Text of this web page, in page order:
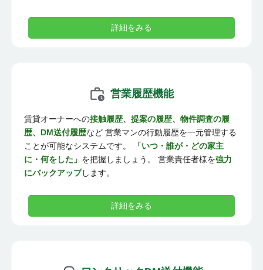
詳細をみる
営業履歴機能
賃貸オーナーへの接触履歴、提案の履歴、物件調査の履
歴、DM送付履歴など 営業マンの行動履歴を一元管理する
ことが可能なシステムです。
「いつ・誰が・どの家主
に・何をした」 を把握しましょう。 営業責任者様を強力
にバックアップします。
詳細をみる